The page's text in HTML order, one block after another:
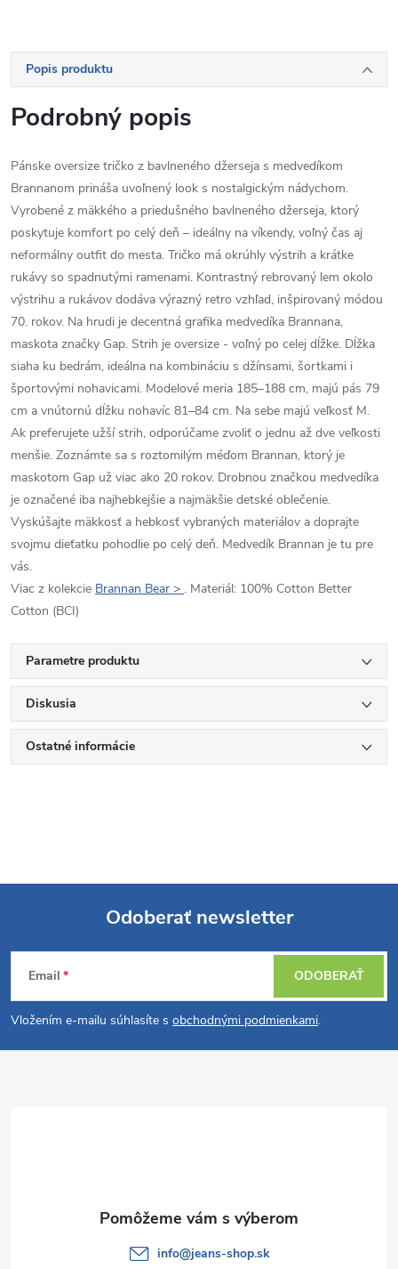
Popis produktu
Podrobný popis
Pánske oversize tričko z bavlneného džerseja s medvedíkom
Brannanom prináša uvoľnený look s nostalgickým nádychom.
Vyrobené z mäkkého a priedušného bavlneného džerseja, ktorý
poskytuje komfort po celý deň – ideálny na víkendy, voľný čas aj
neformálny outfit do mesta. Tričko má okrúhly výstrih a krátke
rukávy so spadnutými ramenami. Kontrastný rebrovaný lem okolo
výstrihu a rukávov dodáva výrazný retro vzhľad, inšpirovaný módou
70. rokov. Na hrudi je decentná grafika medvedíka Brannana,
maskota značky Gap. Strih je oversize - voľný po celej dĺžke. Dĺžka
siaha ku bedrám, ideálna na kombináciu s džínsami, šortkami i
športovými nohavicami. Modelové meria 185–188 cm, majú pás 79
cm a vnútornú dĺžku nohavíc 81–84 cm. Na sebe majú veľkosť M.
Ak preferujete užší strih, odporúčame zvoliť o jednu až dve veľkosti
menšie. Zoznámte sa s roztomilým méďom Brannan, ktorý je
maskotom Gap už viac ako 20 rokov. Drobnou značkou medvedíka
je označené iba najhebkejšie a najmäkšie detské oblečenie.
Vyskúšajte mäkkosť a hebkosť vybraných materiálov a doprajte
svojmu dieťatku pohodlie po celý deň. Medvedík Brannan je tu pre
vás.
Viac z kolekcie Brannan Bear > . Materiál: 100% Cotton Better
Cotton (BCI)
Parametre produktu
Diskusia
Ostatné informácie
Z
á
p
Odoberať newsletter
Email
Vložením e-mailu súhlasíte s obchodnými podmienkami.
ODOBERAŤ
info@jeans-shop.sk